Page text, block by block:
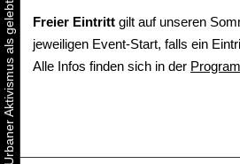
Freier Eintritt gilt auf unseren
jeweiligen Event-Start, falls ein
Alle Infos finden sich in der